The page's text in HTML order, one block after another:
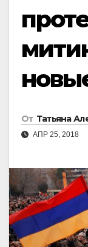
От Татьяна
АПР 25, 2018